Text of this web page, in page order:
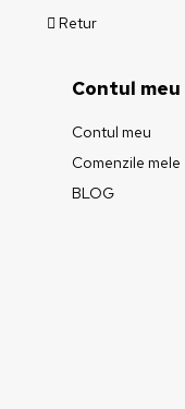
Retur
Contul meu
Contul meu
Comenzile mele
BLOG